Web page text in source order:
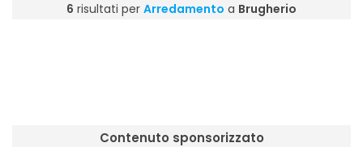
6 risultati per Arredamento a Brugherio
Contenuto sponsorizzato